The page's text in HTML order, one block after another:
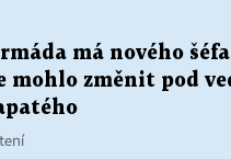
má nového
mohlo změnit pod